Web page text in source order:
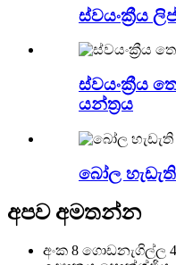
ස්වයංක්‍රීය
ස්වයංක්‍රීය
යන්ත්‍රය
බෝල
අපව අමතන්න
අංක 8 ගොඩනැගිල්ල